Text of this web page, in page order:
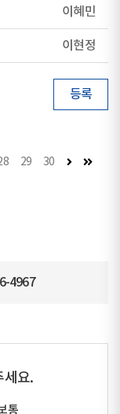
이혜민
이현정
등록
29 30 다음 페이지
마지
4967
세요.
통